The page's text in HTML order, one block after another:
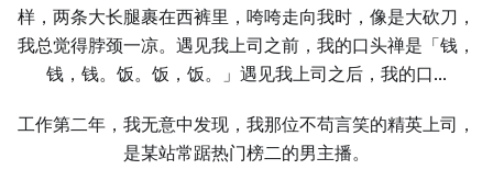
样，两条⼤长腿裹在西裤里，咵咵走向我时，像是⼤砍刀，
我总觉得脖颈⼀凉。遇见我上司之前，我的口头禅是「钱，
钱，钱。饭。饭，饭。」遇见我上司之后，我的口...
工作第二年，我无意中发现，我那位不苟言笑的精英上司，
是某站常踞热门榜二的男主播。